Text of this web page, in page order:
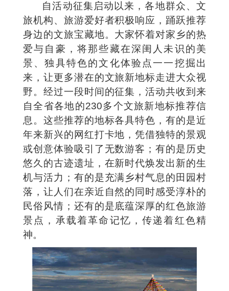
自活动征集启动以来，各地群众、文
旅机构、旅游爱好者积极响应，踊跃推荐
身边的文旅宝藏地。大家怀着对家乡的热
爱与自豪，将那些藏在深闺人未识的美
景、独具特色的文化体验点一一挖掘出
来，让更多潜在的文旅新地标走进大众视
野。经过一段时间的征集，活动共收到来
自全省各地的230多个文旅新地标推荐信
息。这些推荐的地标各具特色，有的是近
年来新兴的网红打卡地，凭借独特的景观
或创意体验吸引了无数游客；有的是历史
悠久的古迹遗址，在新时代焕发出新的生
机与活力；有的是充满乡村气息的田园村
落，让人们在亲近自然的同时感受淳朴的
民俗风情；还有的是底蕴深厚的红色旅游
景点，承载着革命记忆，传递着红色精
神。